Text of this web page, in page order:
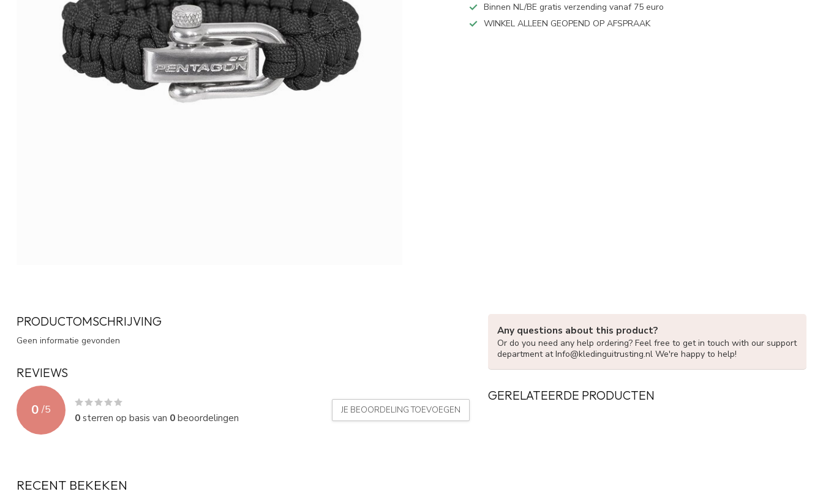
Binnen NL/BE gratis verzending vanaf 75 euro
WINKEL ALLEEN GEOPEND OP AFSPRAAK
PRODUCTOMSCHRIJVING
Geen informatie gevonden
REVIEWS
0 /5
0sterren op basis van 0beoordelingen
JE BEOORDELING TOEVOEGEN
Any questions about this product?
Or do you need any help ordering? Feel free to get in touch with our support
department atInfo@kledinguitrusting.nl We're happy to help!
GERELATEERDE PRODUCTEN
RECENT BEKEKEN